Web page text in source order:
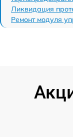
Ликвидация
Ремонт модуля